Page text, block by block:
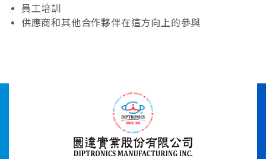
員工培訓
供應商和其他合作夥伴在這方向上的參與